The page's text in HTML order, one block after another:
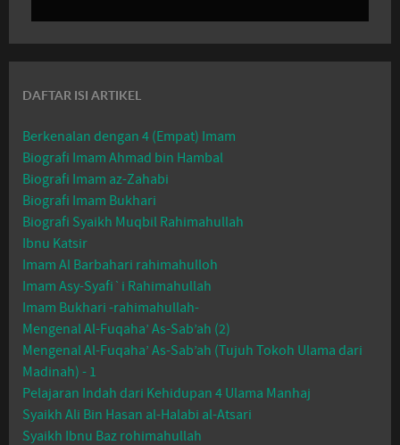
DAFTAR ISI ARTIKEL
Berkenalan dengan 4 (Empat) Imam
Biografi Imam Ahmad bin Hambal
Biografi Imam az-Zahabi
Biografi Imam Bukhari
Biografi Syaikh Muqbil Rahimahullah
Ibnu Katsir
Imam Al Barbahari rahimahulloh
Imam Asy-Syafi`i Rahimahullah
Imam Bukhari -rahimahullah-
Mengenal Al-Fuqaha’ As-Sab’ah (2)
Mengenal Al-Fuqaha’ As-Sab’ah (Tujuh Tokoh Ulama dari
Madinah) - 1
Pelajaran Indah dari Kehidupan 4 Ulama Manhaj
Syaikh Ali Bin Hasan al-Halabi al-Atsari
Syaikh Ibnu Baz rohimahullah